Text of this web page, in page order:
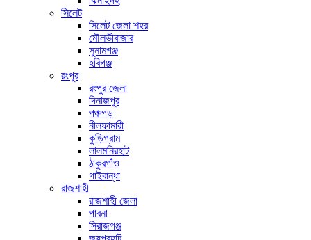
সিলেট
সিলেট জেলা শহর
মৌলভীবাজার
সুনামগঞ্জ
হবিগঞ্জ
রংপুর
রংপুর জেলা
দিনাজপুর
পঞ্চগড়
নীলফামারী
কুড়িগ্রাম
লালমনিরহাট
ঠাকুরগাঁও
গাইবান্ধা
রাজশাহী
রাজশাহী জেলা
পাবনা
সিরাজগঞ্জ